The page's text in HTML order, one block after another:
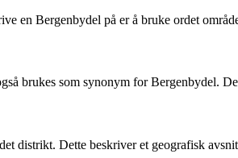
en Bergenbydel på er å bruke ordet
brukes som synonym for Bergenbydel.
distrikt. Dette beskriver et geografisk